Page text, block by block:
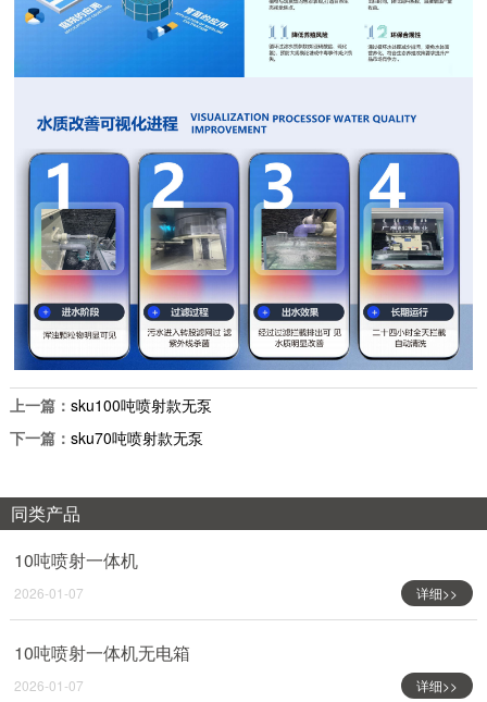
上一篇： sku100吨喷射款无泵
下一篇： sku70吨喷射款无泵
同类产品
10吨喷射一体机
2026-01-07 详细>>
10吨喷射一体机无电箱
2026-01-07 详细>>